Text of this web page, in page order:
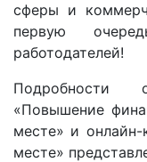
сферы и
первую
работодателей!
Подробности
«Повышение
месте» и
месте»